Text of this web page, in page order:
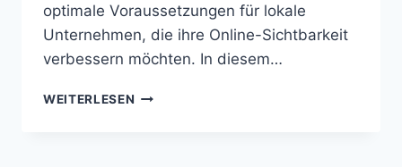
optimale Voraussetzungen für lokale
Unternehmen, die ihre Online-Sichtbarkeit
verbessern möchten. In diesem…
WEITERLESEN LOCAL